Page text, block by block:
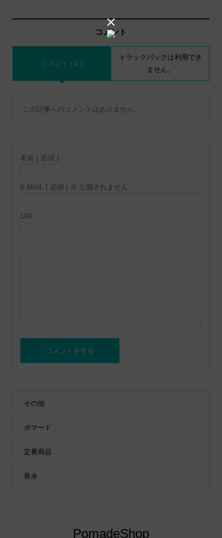
コメント
コメント ( 0 )
トラックバックは利用でき
ません。
この記事へのコメントはありません。
名前 ( 必須 )
E-MAIL ( 必須 ) ※ 公開されません
URL
その他
ポマード
定番商品
香水
PomadeShop
